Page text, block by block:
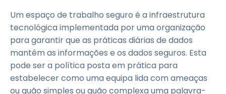
Um espaço de trabalho seguro é a infraestrutura
tecnológica implementada por uma organização
para garantir que as práticas diárias de dados
mantêm as informações e os dados seguros. Esta
pode ser a política posta em prática para
estabelecer como uma equipa lida com ameaças
ou quão simples ou quão complexa uma palavra-